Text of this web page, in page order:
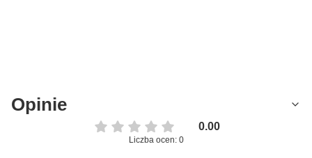
Opinie
0.00
Liczba ocen: 0